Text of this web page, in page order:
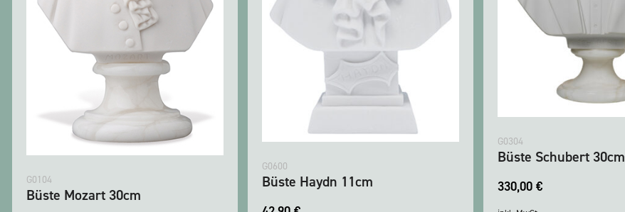
G0104
Büste Mozart 30cm
G0600
Büste Haydn 11cm
G0304
Büste Schubert 30cm
330,00 €